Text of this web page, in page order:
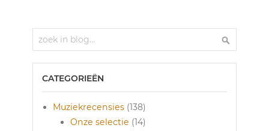
CATEGORIEËN
Muziekrecensies (138)
Onze selectie (14)